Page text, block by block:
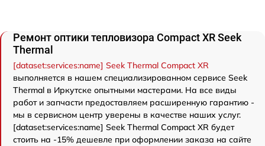
Ремонт оптики тепловизора Compact XR Seek
Thermal
[dataset:services:name] Seek Thermal Compact XR
выполняется в нашем специализированном сервисе Seek
Thermal в Иркутске опытными мастерами. На все виды
работ и запчасти предоставляем расширенную гарантию -
мы в сервисном центр уверены в качестве наших услуг.
[dataset:services:name] Seek Thermal Compact XR будет
стоить на -15% дешевле при оформлении заказа на сайте